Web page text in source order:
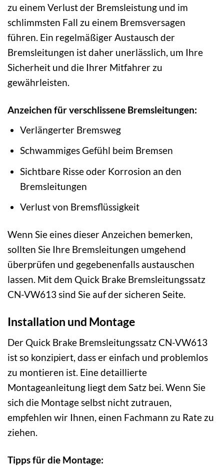
zu einem Verlust der Bremsleistung und im
schlimmsten Fall zu einem Bremsversagen
führen. Ein regelmäßiger Austausch der
Bremsleitungen ist daher unerlässlich, um Ihre
Sicherheit und die Ihrer Mitfahrer zu
gewährleisten.
Anzeichen für verschlissene Bremsleitungen:
Verlängerter Bremsweg
Schwammiges Gefühl beim Bremsen
Sichtbare Risse oder Korrosion an den
Bremsleitungen
Verlust von Bremsflüssigkeit
Wenn Sie eines dieser Anzeichen bemerken,
sollten Sie Ihre Bremsleitungen umgehend
überprüfen und gegebenenfalls austauschen
lassen. Mit dem Quick Brake Bremsleitungssatz
CN-VW613 sind Sie auf der sicheren Seite.
Installation und Montage
Der Quick Brake Bremsleitungssatz CN-VW613
ist so konzipiert, dass er einfach und problemlos
zu montieren ist. Eine detaillierte
Montageanleitung liegt dem Satz bei. Wenn Sie
sich die Montage selbst nicht zutrauen,
empfehlen wir Ihnen, einen Fachmann zu Rate zu
ziehen.
Tipps für die Montage: